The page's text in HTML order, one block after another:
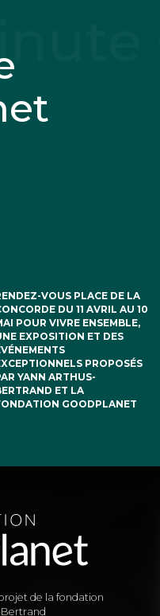
VOUS PLACE DE LA
DU 11 AVRIL AU 10
POUR VIVRE ENSEMBLE,
EXPOSITION ET DES
PROPOSÉS
YANN ARTHUS-
ET LA
GOODPLANET
de la fondation